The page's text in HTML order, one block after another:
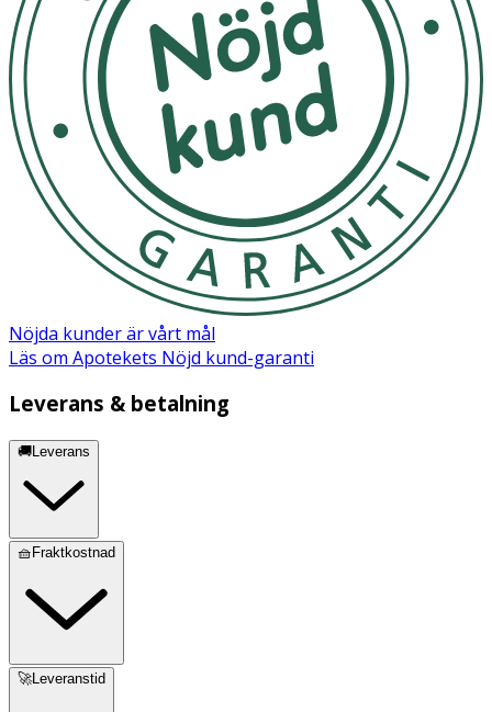
Nöjda kunder är vårt mål
Läs om Apotekets Nöjd kund-garanti
Leverans & betalning
🚚Leverans
🧺Fraktkostnad
🚀Leveranstid